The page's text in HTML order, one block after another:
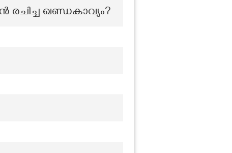
രചിച്ച ഖണ്ഡകാവ്യം?